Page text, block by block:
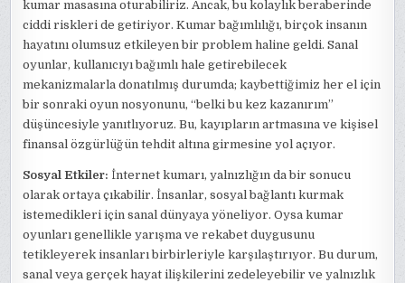
kumar masasına oturabiliriz. Ancak, bu kolaylık beraberinde
ciddi riskleri de getiriyor. Kumar bağımlılığı, birçok insanın
hayatını olumsuz etkileyen bir problem haline geldi. Sanal
oyunlar, kullanıcıyı bağımlı hale getirebilecek
mekanizmalarla donatılmış durumda; kaybettiğimiz her el için
bir sonraki oyun nosyonunu, “belki bu kez kazanırım”
düşüncesiyle yanıtlıyoruz. Bu, kayıpların artmasına ve kişisel
finansal özgürlüğün tehdit altına girmesine yol açıyor.
Sosyal Etkiler: İnternet kumarı, yalnızlığın da bir sonucu
olarak ortaya çıkabilir. İnsanlar, sosyal bağlantı kurmak
istemedikleri için sanal dünyaya yöneliyor. Oysa kumar
oyunları genellikle yarışma ve rekabet duygusunu
tetikleyerek insanları birbirleriyle karşılaştırıyor. Bu durum,
sanal veya gerçek hayat ilişkilerini zedeleyebilir ve yalnızlık